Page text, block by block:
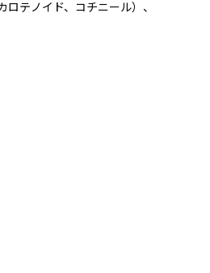
テノイド、コチニール）、